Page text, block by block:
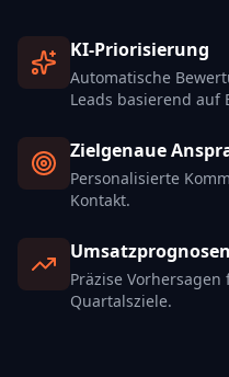
KI-Priorisierung
Automatische
Leads basierend auf
Zielgenaue
Personalisierte
Kontakt.
Umsatzprognosen
Präzise
Quartalsziele.